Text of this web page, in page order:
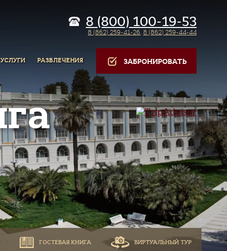
8 (800) 100-19-53
8 (862) 259-41-26, 8 (862) 259-44-44
УСЛУГИ РАЗВЛЕЧЕНИЯ ЗАБРОНИРОВАТЬ
ГОСТЕВАЯ КНИГА ВИРТУАЛЬНЫЙ ТУР